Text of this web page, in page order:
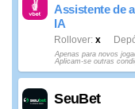
Assistente de
IA
x
Rollover
Apenas para novos
Aplicam-se outras
SeuBet